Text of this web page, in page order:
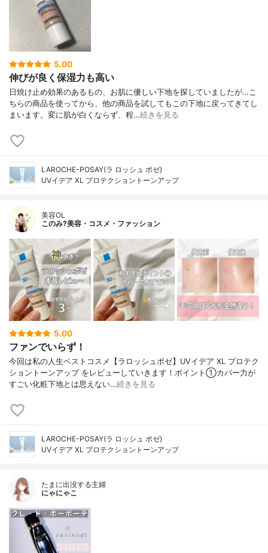
5.00
伸びが良く保湿力も高い
日焼け止め効果のあるもの、お肌に優しい下地を探していましたが…こ
ちらの商品を使ってから、他の商品を試してもこの下地に戻ってきてし
まいます。変に肌が白くならず、程…続きを見る
LAROCHE-POSAY(ラ ロッシュ ポゼ)
UVイデア XL プロテクショントーンアップ
美容OL
このみ?美容・コスメ・ファッション
5.00
ファンでいらず！
今回は私の人生ベストコスメ【ラロッシュポゼ】UVイデア XL プロテク
ショントーンアップ をレビューしていきます！ポイント①カバー力が
すごい化粧下地とは思えない…続きを見る
LAROCHE-POSAY(ラ ロッシュ ポゼ)
UVイデア XL プロテクショントーンアップ
たまに出没する主婦
にゃにゃこ